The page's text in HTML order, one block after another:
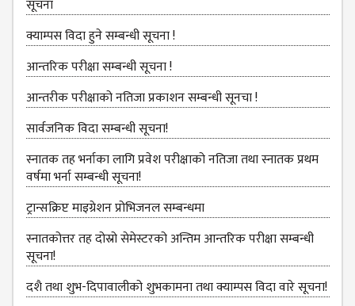
PRACTICE
TEACHING
MANAGEMENT
DEPARTMENT
ECA
DEPARTMENT
NEPALI
DEPARTMENT
ENGLISH
DEPARTMENT
HUMANITIES &
सूचना
क्याम्पस विदा हुने सम्बन्धी सूचना !
आन्‍तरिक परीक्षा सम्बन्धी सूचना !
आन्तरीक परीक्षाको नतिजा प्रकाशन सम्बन्धी सूनचा !
सार्वजनिक विदा सम्बन्धी सूचना!
स्नातक तह भर्नाका लागि प्रवेश परीक्षाको नतिजा तथा स्नातक प्रथम
वर्षमा भर्ना सम्बन्धी सूचना!
ट्रान्सक्रिप्ट माइग्रेशन प्रोभिजनल सम्बन्धमा
स्नातकोत्तर तह दोस्रो सेमेस्टरको अन्तिम आन्तरिक परीक्षा सम्बन्धी
सूचना!
दशै तथा शुभ-दिपावालीको शुभकामना तथा क्याम्पस विदा वारे सूचना!